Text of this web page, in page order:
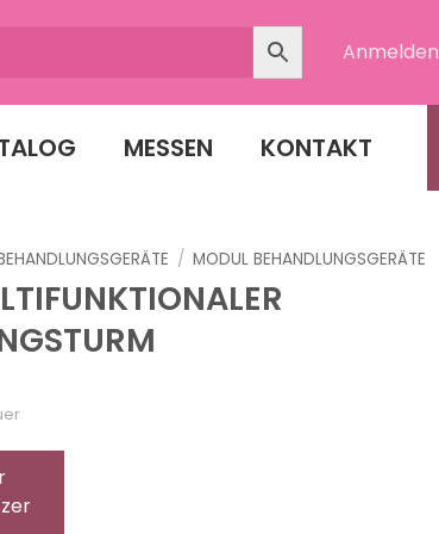
Anmelden
MESSEN KONTAKT
/ MODUL BEHANDLUNGSGERÄTE